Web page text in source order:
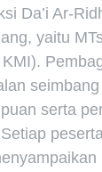
Da’i Ar-
yaitu
serta